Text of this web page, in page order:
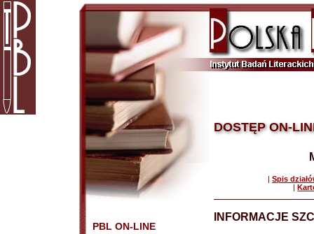
PBL ON-LINE
DOSTĘP ON-
| Spis
|
INFORMACJE